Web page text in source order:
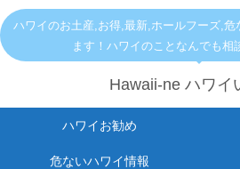
ハワイのお土産,お得,最新,ホールフーズ,
ます！ハワイのことなんでも相
Hawaii-ne ハワイ
ハワイお勧め
危ないハワイ情報